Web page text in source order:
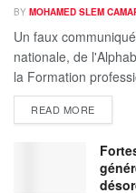
BY MOHAMED SLEM
Un faux
nationale, de
la Formation
READ MORE